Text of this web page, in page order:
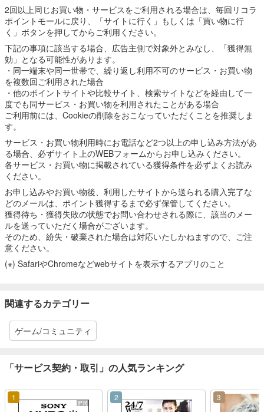
2回以上同じお買い物・サービスをご利用される場合は、毎回リコラ
ポイントモールに戻り、「サイトに行く」もしくは「買い物に行
く」ボタンを押してからご利用ください。
下記の事項に該当する場合、広告主側で対象外とみなし、「獲得無
効」となる可能性があります。
・同一端末や同一世帯で、繰り返し利用不可のサービス・お買い物
を複数回ご利用された場合
・他のポイントサイトや比較サイト、検索サイトなどを経由して一
度でも同サービス・お買い物を利用されたことがある場合
ご利用前には、Cookieの削除をおこなっていただくことを推奨しま
す。
サービス・お買い物利用時にお電話など2つ以上の申し込み方法があ
る場合、必ずサイト上のWEBフォームからお申し込みください。
各サービス・お買い物に掲載されている獲得条件を必ずよくお読み
ください。
お申し込みやお買い物後、利用したサイトから送られる購入完了な
どのメールは、ポイント獲得するまで必ず保管してください。
獲得待ち・獲得失敗の状態でお問い合わせされる際に、該当のメー
ルを送っていただく場合がございます。
そのため、紛失・破棄された場合は対応いたしかねますので、ご注
意ください。
(※) SafariやChromeなどwebサイトを表示するアプリのこと
関連するカテゴリー
ゲーム/コミュニティ
「サービス契約・取引」の人気ランキング
1 2 3